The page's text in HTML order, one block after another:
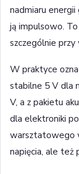
nadmiaru
ją impulsowo. To
szczególnie przy
W praktyce
stabilne 5 V dla
V, a z pakietu
dla elektroniki
warsztatowego
napięcia, ale też